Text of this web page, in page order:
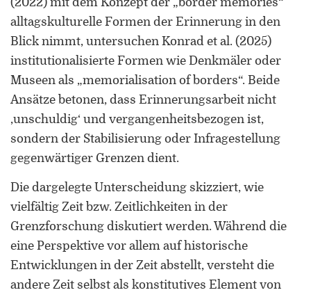
alltagskulturelle Formen der Erinnerung in den
Blick nimmt, untersuchen Konrad et al. (2025)
institutionalisierte Formen wie Denkmäler oder
Museen als „memorialisation of borders“. Beide
Ansätze betonen, dass Erinnerungsarbeit nicht
‚unschuldig‘ und vergangenheitsbezogen ist,
sondern der Stabilisierung oder Infragestellung
gegenwärtiger Grenzen dient.
Die dargelegte Unterscheidung skizziert, wie
vielfältig Zeit bzw. Zeitlichkeiten in der
Grenzforschung diskutiert werden. Während die
eine Perspektive vor allem auf historische
Entwicklungen in der Zeit abstellt, versteht die
andere Zeit selbst als konstitutives Element von